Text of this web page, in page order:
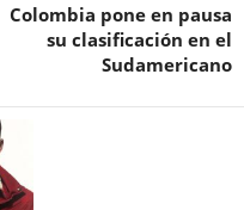
Colombia pone en pausa
su clasificación en el
Sudamericano